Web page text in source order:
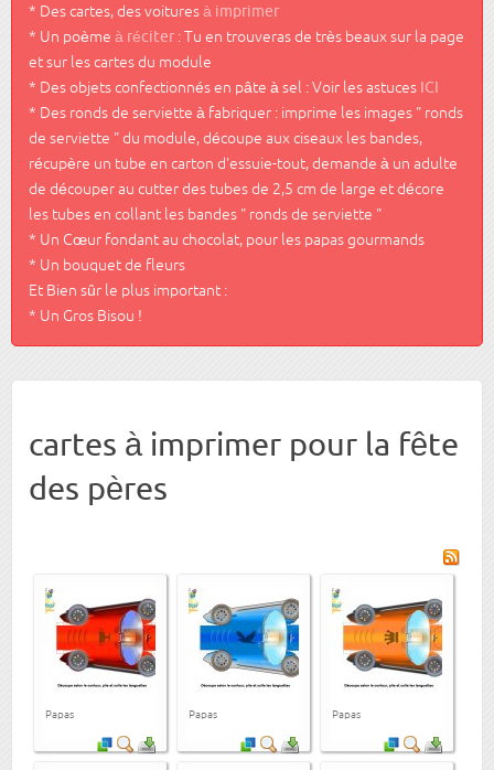
* Des cartes, des voituresà imprimer
* Un poème à réciter : Tu en trouveras de très beaux sur la page
et sur les cartes du module
* Des objets confectionnés en pâte à sel : Voir les astuces ICI
* Des ronds de serviette à fabriquer : imprime les images " ronds
de serviette " du module, découpe aux ciseaux les bandes,
récupère un tube en carton d'essuie-tout, demande à un adulte
de découper au cutter des tubes de 2,5 cm de large et décore
les tubes en collant les bandes " ronds de serviette "
* Un Cœur fondant au chocolat, pour les papas gourmands
* Un bouquet de fleurs
Et Bien sûr le plus important :
* Un Gros Bisou !
cartes à imprimer pour la fête
des pères
Papas Papas Papas